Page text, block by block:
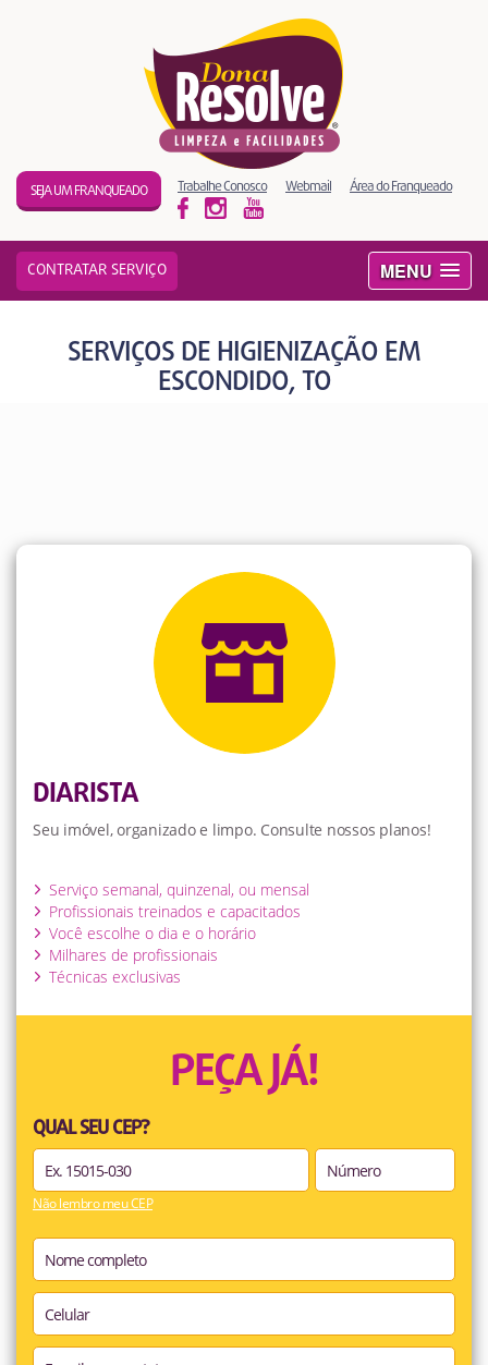
MENU
SEJA UM FRANQUEADO Trabalhe Conosco Webmail Área do Franqueado
CONTRATAR SERVIÇO
SERVIÇOS DE HIGIENIZAÇÃO EM
ESCONDIDO, TO
DIARISTA
Seu imóvel, organizado e limpo. Consulte nossos planos!
Serviço semanal, quinzenal, ou mensal
Profissionais treinados e capacitados
Você escolhe o dia e o horário
Milhares de profissionais
Técnicas exclusivas
PEÇA JÁ!
QUAL SEU CEP?
Não lembro meu CEP